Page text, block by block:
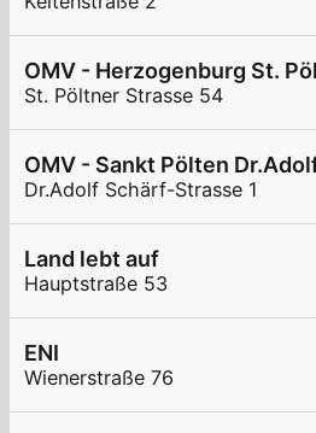
St. Pöltner Strasse 54
Dr.Adolf Schärf-Strasse 1
Land lebt auf
Hauptstraße 53
ENI
Wienerstraße 76